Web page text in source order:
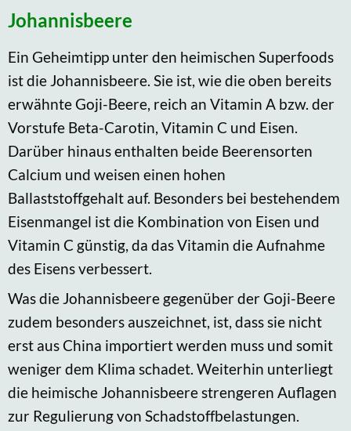
Johannisbeere
Ein Geheimtipp unter den heimischen Superfoods
ist die Johannisbeere. Sie ist, wie die oben bereits
erwähnte Goji-Beere, reich an Vitamin A bzw. der
Vorstufe Beta-Carotin, Vitamin C und Eisen.
Darüber hinaus enthalten beide Beerensorten
Calcium und weisen einen hohen
Ballaststoffgehalt auf. Besonders bei bestehendem
Eisenmangel ist die Kombination von Eisen und
Vitamin C günstig, da das Vitamin die Aufnahme
des Eisens verbessert.
Was die Johannisbeere gegenüber der Goji-Beere
zudem besonders auszeichnet, ist, dass sie nicht
erst aus China importiert werden muss und somit
weniger dem Klima schadet. Weiterhin unterliegt
die heimische Johannisbeere strengeren Auflagen
zur Regulierung von Schadstoffbelastungen.